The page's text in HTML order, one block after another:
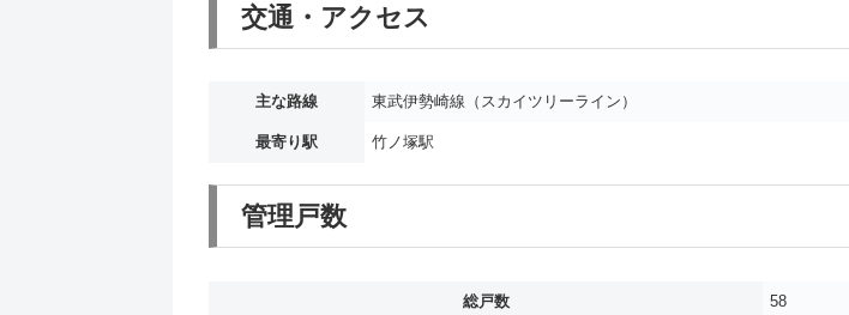
交通・アクセス
主な路線 東武伊勢崎線（スカイツリーライン）
最寄り駅 竹ノ塚駅
管理戸数
総戸数 58